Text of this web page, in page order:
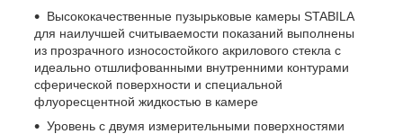
Высококачественные пузырьковые камеры STABILA
для наилучшей считываемости показаний выполнены
из прозрачного износостойкого акрилового стекла с
идеально отшлифованными внутренними контурами
сферической поверхности и специальной
флуоресцентной жидкостью в камере
Уровень с двумя измерительными поверхностями